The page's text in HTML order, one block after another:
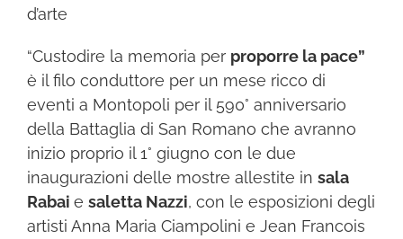
d’arte
“Custodire la memoria per proporre la pace”
è il filo conduttore per un mese ricco di
eventi a Montopoli per il 590° anniversario
della Battaglia di San Romano che avranno
inizio proprio il 1° giugno con le due
inaugurazioni delle mostre allestite in sala
Rabai e saletta Nazzi, con le esposizioni degli
artisti Anna Maria Ciampolini e Jean Francois